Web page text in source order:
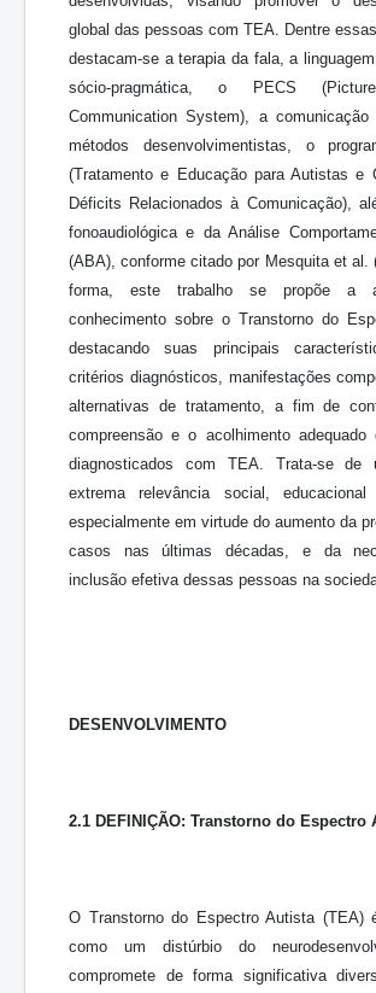
global das pessoas com TEA. Dentre
destacam-se a terapia da fala, a
sócio-pragmática, o PECS
Communication System), a
métodos desenvolvimentistas, o
(Tratamento e Educação para Autistas e
Déficits Relacionados à Comunicação),
fonoaudiológica e da Análise
(ABA), conforme citado por Mesquita et al.
forma, este trabalho se propõe a
conhecimento sobre o Transtorno do
destacando suas principais
critérios diagnósticos, manifestações
alternativas de tratamento, a fim de
compreensão e o acolhimento adequado
diagnosticados com TEA. Trata-se de
extrema relevância social,
especialmente em virtude do aumento da
casos nas últimas décadas, e da
inclusão efetiva dessas pessoas na
DESENVOLVIMENTO
2.1 DEFINIÇÃO: Transtorno do Espectro
O Transtorno do Espectro Autista (TEA)
como um distúrbio do
compromete de forma significativa